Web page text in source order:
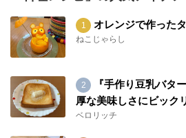
オレンジで作った
ねこじゃらし
『手作り豆乳バタ
厚な美味しさにビック
ベロリッチ